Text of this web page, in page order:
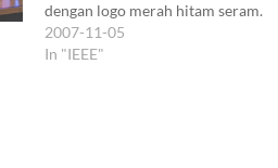
dengan logo merah hitam seram.
Tapi kita mulai cerita ini dari latar
belakangnya. Waktu aku menulis
2007-11-05
In "IEEE"